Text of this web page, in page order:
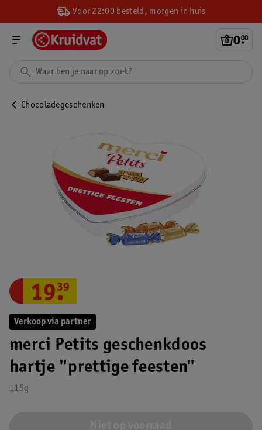
Voor 22:00 besteld, morgen in huis
0.
00
Chocoladegeschenken
Verkoop via partner
merci Petits geschenkdoos
hartje "prettige feesten"
115g
19.
39